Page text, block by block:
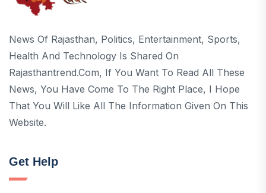
News Of Rajasthan, Politics, Entertainment, Sports,
Health And Technology Is Shared On
Rajasthantrend.com, If You Want To Read All These
News, You Have Come To The Right Place, I Hope
That You Will Like All The Information Given On This
Website.
Get Help